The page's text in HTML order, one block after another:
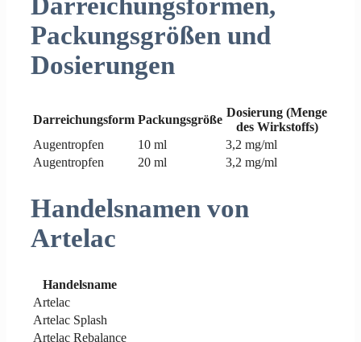
Packungsgrößen und
Dosierungen
Darreichungsform Packungsgröße
Dosierung (Menge
des Wirkstoffs)
Augentropfen
10 ml
3,2 mg/ml
Augentropfen
20 ml 3,2 mg/ml
Handelsnamen von
Artelac
Handelsname
Artelac
Artelac Splash
Artelac Rebalance